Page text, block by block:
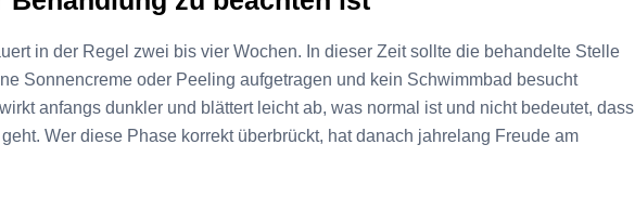
in der Regel zwei bis vier Wochen. In dieser Zeit sollte die behandelte Stelle
Sonnencreme oder Peeling aufgetragen und kein Schwimmbad besucht
anfangs dunkler und blättert leicht ab, was normal ist und nicht bedeutet, dass
Wer diese Phase korrekt überbrückt, hat danach jahrelang Freude am